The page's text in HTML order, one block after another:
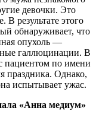
девочки. Это
В результате этого
обнаруживает, что
опухоль —
галлюцинации. В
пациентом по имени
праздника. Однако,
испытывает ужас.
«Анна медиум»